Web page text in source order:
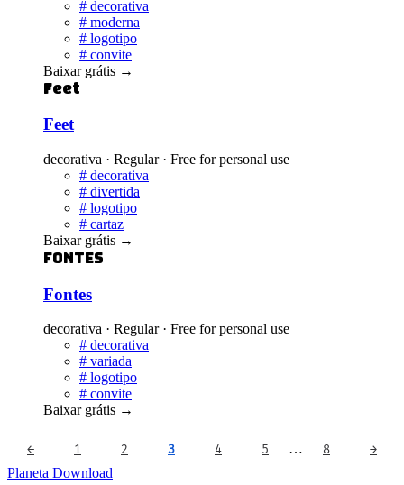
# decorativa
# moderna
# logotipo
# convite
Baixar grátis →
Feet
Feet
decorativa · Regular · Free for personal use
# decorativa
# divertida
# logotipo
# cartaz
Baixar grátis →
Fontes
Fontes
decorativa · Regular · Free for personal use
# decorativa
# variada
# logotipo
# convite
Baixar grátis →
← 1 2 3 4 5 … 8
→
Planeta Download